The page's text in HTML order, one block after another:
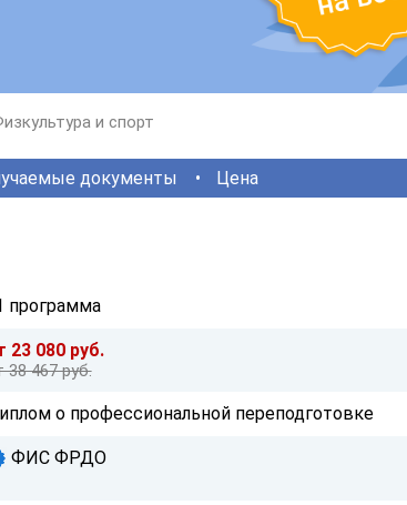
и спорт
документы Цена
программа
23 080 руб.
38 467 руб.
о профессиональной переподготовке
ФИС ФРДО